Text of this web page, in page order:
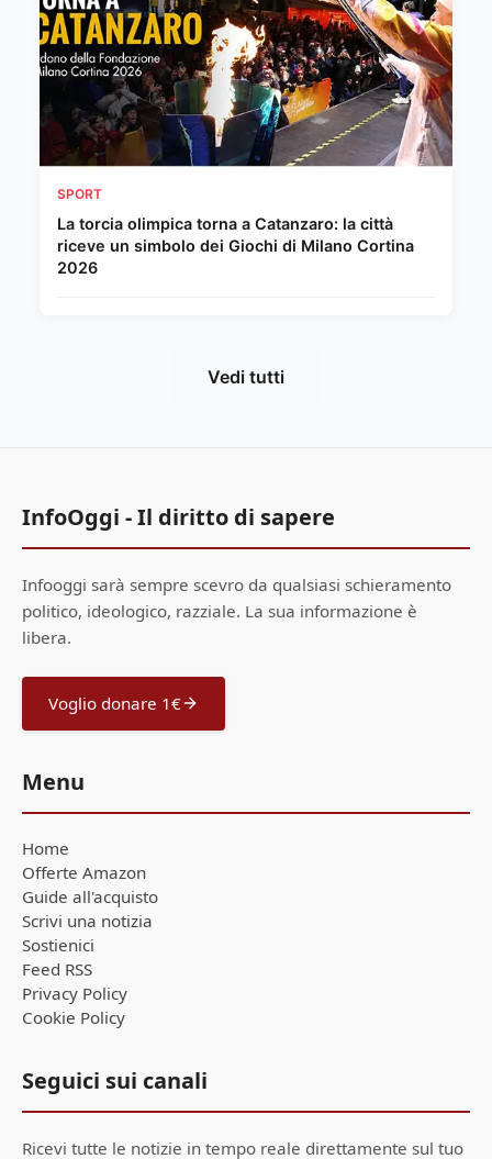
SPORT
La torcia olimpica torna a Catanzaro: la città
riceve un simbolo dei Giochi di Milano Cortina
2026
Vedi tutti
InfoOggi - Il diritto di sapere
Infooggi sarà sempre scevro da qualsiasi schieramento
politico, ideologico, razziale. La sua informazione è
libera.
Voglio donare 1€
Menu
Home
Offerte Amazon
Guide all'acquisto
Scrivi una notizia
Sostienici
Feed RSS
Privacy Policy
Cookie Policy
Seguici sui canali
Ricevi tutte le notizie in tempo reale direttamente sul tuo